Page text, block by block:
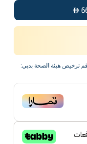
ترخيص هيئة الصحة بدبي: